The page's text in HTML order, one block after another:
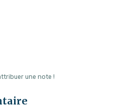
une note !